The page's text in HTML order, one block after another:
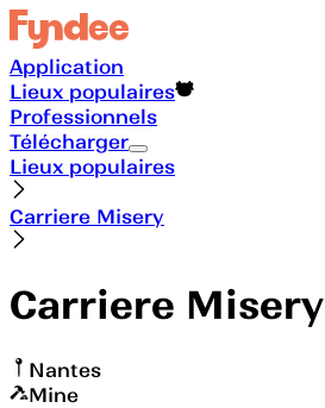
Application
Lieux populaires
Professionnels
Télécharger
Lieux populaires
Carriere Misery
Carriere Misery
Nantes
Mine